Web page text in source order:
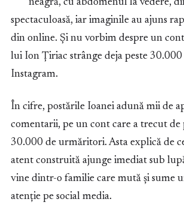
neagră, cu abdomenul la vedere,
spectaculoasă, iar imaginile au ajuns
din online. Și nu vorbim despre un
lui Ion Țiriac strânge deja peste
Instagram.
În cifre, postările Ioanei adună mii de
comentarii, pe un cont care a trecut de
30.000 de urmăritori. Asta explică de
atent construită ajunge imediat sub
vine dintr-o familie care mută și sume
atenție pe social media.